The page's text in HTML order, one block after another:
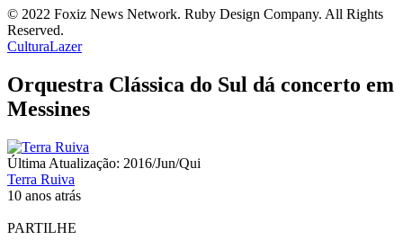
© 2022 Foxiz News Network. Ruby Design Company. All Rights
Reserved.
CulturaLazer
Orquestra Clássica do Sul dá concerto em
Messines
Última Atualização: 2016/Jun/Qui
Terra Ruiva
10 anos atrás
PARTILHE